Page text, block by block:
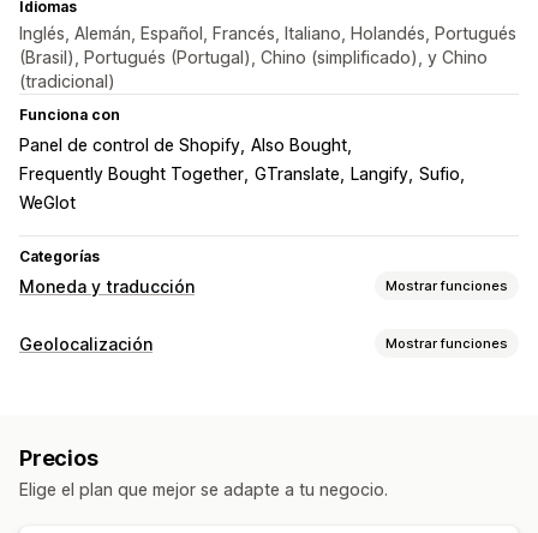
Idiomas
Inglés, Alemán, Español, Francés, Italiano, Holandés, Portugués
(Brasil), Portugués (Portugal), Chino (simplificado), y Chino
(tradicional)
Funciona con
Panel de control de Shopify Also Bought
Frequently Bought Together GTranslate Langify Sufio
WeGlot
Categorías
Moneda y traducción Mostrar funciones
Conversión de monedas
Geolocalización Mostrar funciones
Precios
Elige el plan que mejor se adapte a tu negocio.